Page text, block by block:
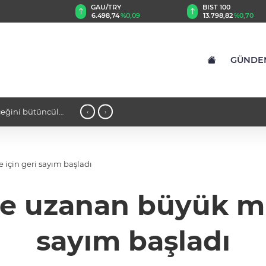
GAU/TRY
6.498,74%0,09
BIST 100
13.798,82%0,70
Bursa’nın kalkınma 21:18 - Kocaeli Darıca’ya
‹ ›
geri sayım başladı
uzanan büyük
sayım başladı